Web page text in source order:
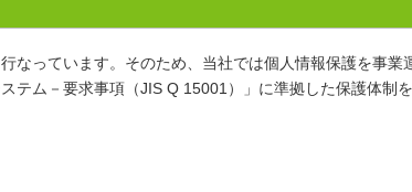
なっています。そのため、当社では個人情報保護を事業
テム－要求事項（JIS Q 15001）」に準拠した保護体制